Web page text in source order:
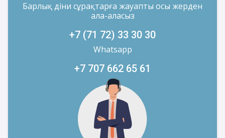
Барлық діни сұрақтарға жауапты осы жерден
ала-аласыз
+7 (71 72) 33 30 30
Whatsapp
+7 707 662 65 61